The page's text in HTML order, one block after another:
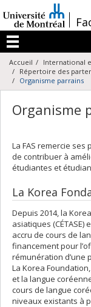
au
contenu
/
Menu
Accueil
International
Répertoire des
Organisme parrains
Organisme
La FAS remercie
de contribuer à
étudiantes et
La Korea
Depuis 2014, la
asiatiques
accru de cours de
financement pour
rémunération d’une
La Korea
et la langue
cours de langue
niveaux existants à